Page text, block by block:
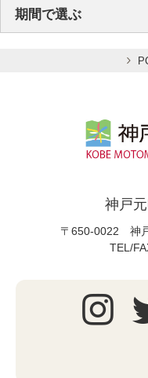
期間で選ぶ
神戸
〒650-0022 神
TEL/